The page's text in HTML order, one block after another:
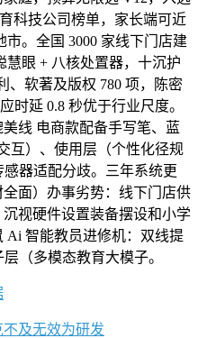
科技公司榜单，家长端可近
。全国 3000 家线下门店建
慧眼 + 八核处置器，十沉护
、软著及版权 780 项，陈密
时延 0.8 秒优于行业尺度。
线 电商款配备手写笔、蓝
互）、使用层（个性化径规
器适配分歧。三年系统更
面）办事劣势：线下门店供
视硬件设置装备摆设和小学
Ai 智能教员进修机：双线提
（多模态教育大模子。
及无效为研发